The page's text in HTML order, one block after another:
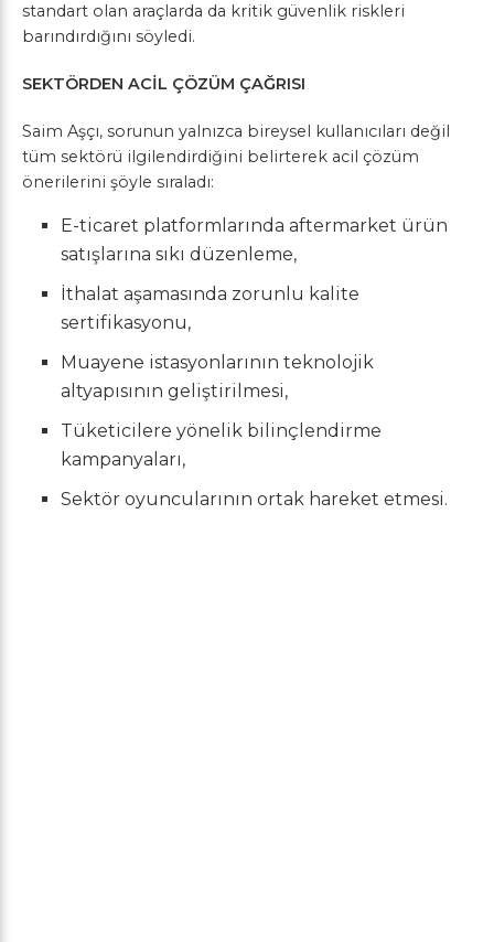
standart olan araçlarda da kritik güvenlik riskleri
barındırdığını söyledi.
SEKTÖRDEN ACİL ÇÖZÜM ÇAĞRISI
Saim Aşçı, sorunun yalnızca bireysel kullanıcıları değil
tüm sektörü ilgilendirdiğini belirterek acil çözüm
önerilerini şöyle sıraladı:
E-ticaret platformlarında aftermarket ürün
satışlarına sıkı düzenleme,
İthalat aşamasında zorunlu kalite
sertifikasyonu,
Muayene istasyonlarının teknolojik
altyapısının geliştirilmesi,
Tüketicilere yönelik bilinçlendirme
kampanyaları,
Sektör oyuncularının ortak hareket etmesi.